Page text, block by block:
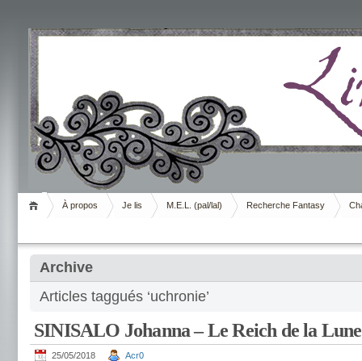
Livrement
À propos Je lis M.E.L. (pal/lal) Recherche Fantasy
Archive
Articles taggués ‘uchronie’
SINISALO Johanna – Le Reich de la Lune
25/05/2018 Acr0